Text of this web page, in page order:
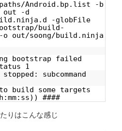
Android.bp.list -b
out -d
-globFile
build-
out/soong/build.ninja
bootstrap failed
1
subcommand
build some targets
####
りはこんな感じ